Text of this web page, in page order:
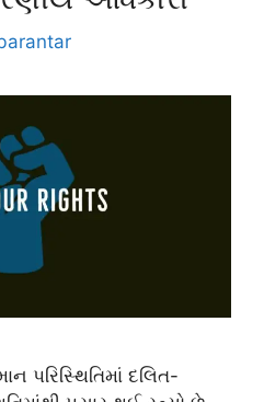
પરિસ્થિતિમાં દલિત-